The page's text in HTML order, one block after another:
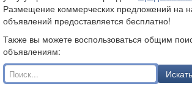
Размещение коммерческих предложений на
объявлений предоставляется бесплатно!
Также вы можете воспользоваться общим
объявлениям:
Искать